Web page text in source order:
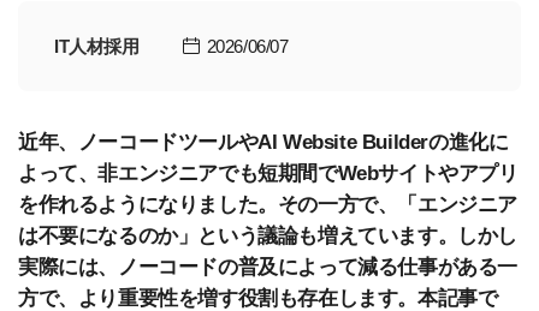
IT人材採用 2026/06/07
近年、ノーコードツールやAI Website Builderの進化に
よって、非エンジニアでも短期間でWebサイトやアプリ
を作れるようになりました。その一方で、「エンジニア
は不要になるのか」という議論も増えています。しかし
実際には、ノーコードの普及によって減る仕事がある一
方で、より重要性を増す役割も存在します。本記事で